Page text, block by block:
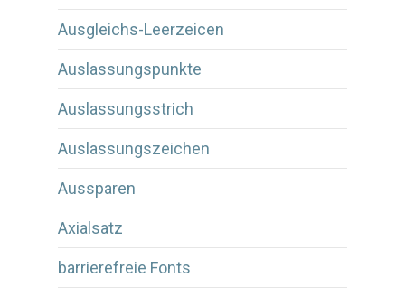
Ausgleichs-Leerzeicen
Auslassungspunkte
Auslassungsstrich
Auslassungszeichen
Aussparen
Axialsatz
barrierefreie Fonts